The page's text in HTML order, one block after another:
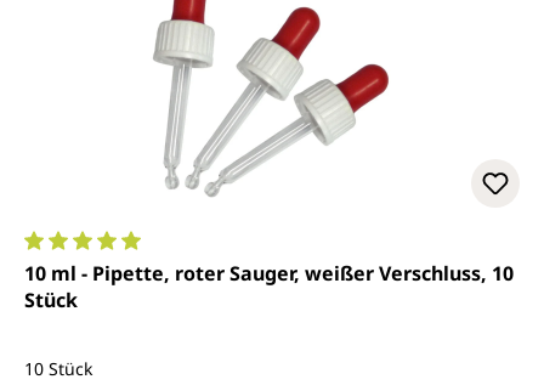
Durchschnittliche Bewertung von 5 von 5 Sternen
10 ml - Pipette, roter Sauger, weißer Verschluss, 10
Stück
10 Stück